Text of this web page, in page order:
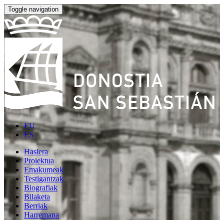
Toggle navigation
EU
ES
Hasiera
Proiektua
Emakumeak
Testigantzak
Biografiak
Bilaketa
Berriak
Harremana